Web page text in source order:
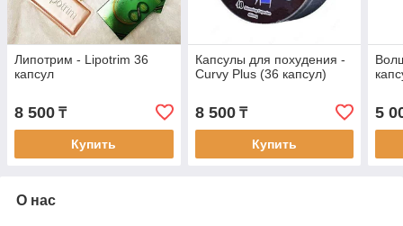
Липотрим - Lipotrim 36
капсул
8 500 ₸
Купить
Капсулы для похудения -
Curvy Plus (36 капсул)
8 500₸
Купить
5
О нас